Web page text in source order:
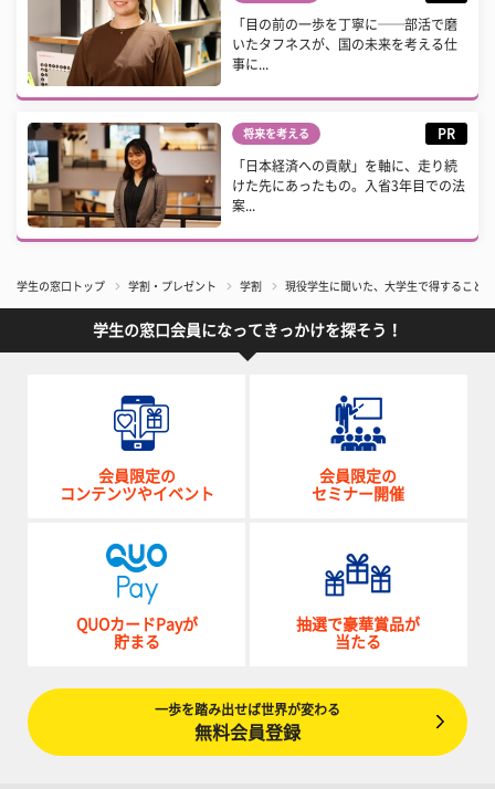
「目の前の一歩を丁寧に──部活で磨
いたタフネスが、国の未来を考える仕
事に...
将来を考える PR
「日本経済への貢献」を軸に、走り続
けた先にあったもの。入省3年目での法
案...
学生の窓口トップ 学割・プレゼント 学割 現役学生に聞いた、大学生で得すること
学生の窓口会員になってきっかけを探そう！
会員限定の
コンテンツやイベント
会員限定の
セミナー開催
QUOカードPayが
貯まる
抽選で豪華賞品が
当たる
一歩を踏み出せば世界が変わる
無料会員登録